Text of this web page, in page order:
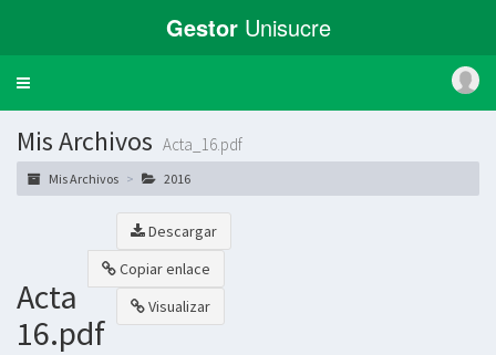
Gestor Unisucre
Toggle
Mis Archivos Acta_16.pdf
Mis Archivos 2016
Descargar
Copiar enlace
Visualizar
Acta
16.pdf